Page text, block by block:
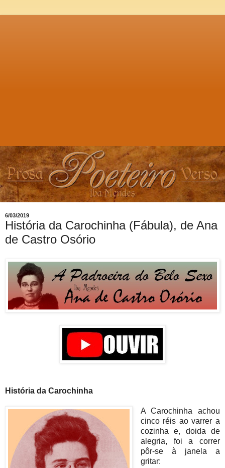
6/03/2019
História da Carochinha (Fábula), de Ana
de Castro Osório
História da Carochinha
A Carochinha achou
cinco réis ao varrer a
cozinha e, doida de
alegria, foi a correr
pôr-se à janela a
gritar: